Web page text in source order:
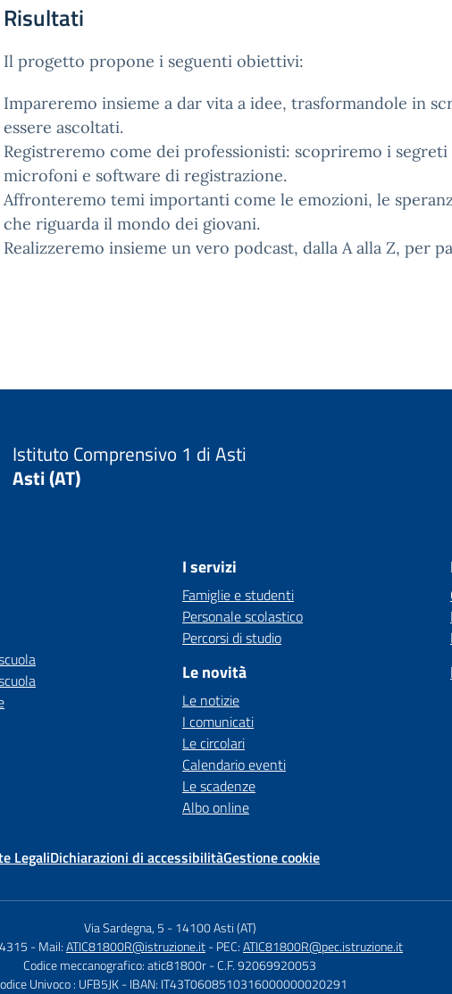
Risultati
Il progetto propone i seguenti obiettivi:
Impareremo insieme a dar vita a idee, trasformandole in
essere ascoltati.
Registreremo come dei professionisti: scopriremo i
microfoni e software di registrazione.
Affronteremo temi importanti come le emozioni, le
che riguarda il mondo dei giovani.
Realizzeremo insieme un vero podcast, dalla A alla Z, per
Istituto Comprensivo 1 di Asti
Asti (AT)
I servizi
Famiglie e studenti
Personale scolastico
Percorsi di studio
Le novità
Le notizie
I comunicati
Le circolari
Calendario eventi
Le scadenze
Albo online
LegaliDichiarazioni di accessibilitàGestione cookie
Via Sardegna, 5 -14100 Asti (AT)
- Mail:ATIC81800R@istruzione.it- PEC:ATIC81800R@pec.istruzione.it
Codice meccanografico: atic81800r- C.F. 92069920053
Univoco : UFB5JK - IBAN: IT43T0608510316000000020291